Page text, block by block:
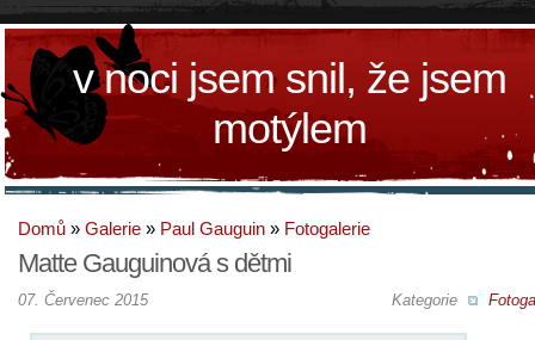
v noci jsem snil, že jsem
motýlem
Domů » Galerie » Paul Gauguin » Fotogalerie
Matte Gauguinová s dětmi
Kategorie
07. Červenec 2015